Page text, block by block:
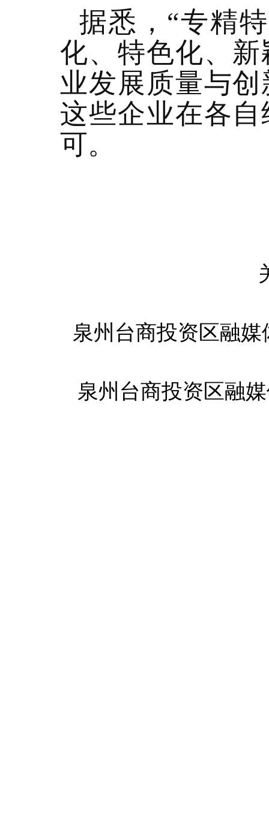
据悉，“专精
化、特色化、
业发展质量与
这些企业在各
可。
泉州台商投资区融
泉州台商投资区融